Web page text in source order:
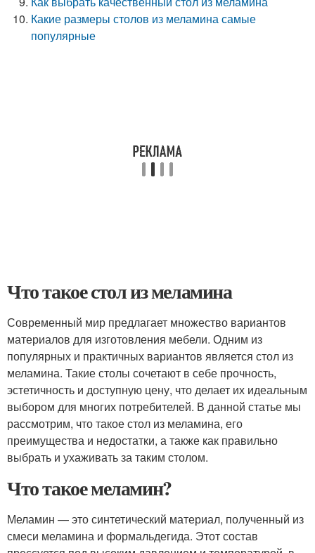
Какие размеры столов из меламина самые
популярные
Что такое стол из меламина
Современный мир предлагает множество вариантов
материалов для изготовления мебели. Одним из
популярных и практичных вариантов является стол из
меламина. Такие столы сочетают в себе прочность,
эстетичность и доступную цену, что делает их идеальным
выбором для многих потребителей. В данной статье мы
рассмотрим, что такое стол из меламина, его
преимущества и недостатки, а также как правильно
выбрать и ухаживать за таким столом.
Что такое меламин?
Меламин — это синтетический материал, полученный из
смеси меламина и формальдегида. Этот состав